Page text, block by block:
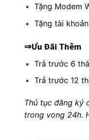
Tặng Modem
Tặng tài
⇒Ưu Đãi Thêm
Trả trước 6
Trả trước 12
Thủ tục đăng ký
trong vong 24h.